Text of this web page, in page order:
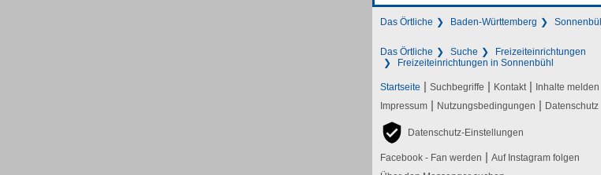
Das Örtliche Baden-Württemberg
Das Örtliche Suche
Freizeiteinrichtungen
Freizeiteinrichtungen in Sonnenbühl
Startseite | Suchbegriffe | Kontakt | Inhalte melden
Impressum | Nutzungsbedingungen | Datenschutz
Datenschutz-Einstellungen
Facebook - Fan werden | Auf Instagram folgen